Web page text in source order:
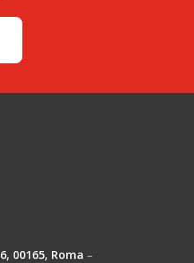
00165, Roma –